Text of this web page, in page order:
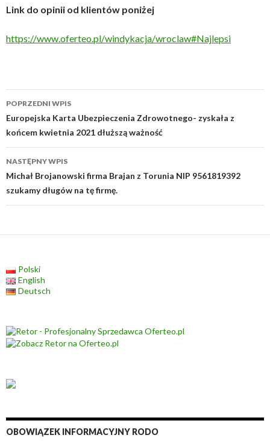
Link do opinii od klientów poniżej
https://www.oferteo.pl/windykacja/wroclaw#Najlepsi
Zobacz
wpisy
POPRZEDNI WPIS
Europejska Karta Ubezpieczenia Zdrowotnego- zyskała z
końcem kwietnia 2021 dłuższą ważność
NASTĘPNY WPIS
Michał Brojanowski firma Brajan z Torunia NIP 9561819392
szukamy długów na tę firmę.
Polski
English
Deutsch
OBOWIĄZEK INFORMACYJNY RODO